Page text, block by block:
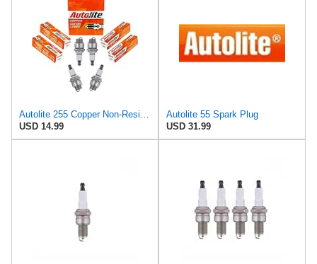
Autolite 255 Copper Non-Resistor Automotive Replacement Spark Plugs (4 Pack)
USD 14.99
Autolite 55 Spark Plug
USD 31.99